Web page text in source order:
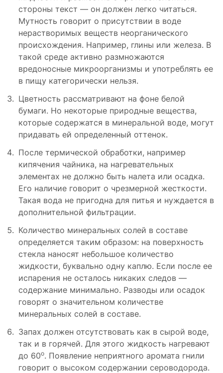
стороны текст — он должен легко читаться.
Мутность говорит о присутствии в воде
нерастворимых веществ неорганического
происхождения. Например, глины или железа. В
такой среде активно размножаются
вредоносные микроорганизмы и употреблять ее
в пищу категорически нельзя.
Цветность рассматривают на фоне белой
бумаги. Но некоторые природные вещества,
которые содержатся в минеральной воде, могут
придавать ей определенный оттенок.
После термической обработки, например
кипячения чайника, на нагревательных
элементах не должно быть налета или осадка.
Его наличие говорит о чрезмерной жесткости.
Такая вода не пригодна для питья и нуждается в
дополнительной фильтрации.
Количество минеральных солей в составе
определяется таким образом: на поверхность
стекла наносят небольшое количество
жидкости, буквально одну каплю. Если после ее
испарения не осталось никаких следов —
содержание минимально. Разводы или осадок
говорят о значительном количестве
минеральных солей в составе.
Запах должен отсутствовать как в сырой воде,
так и в горячей. Для этого жидкость нагревают
до 60о. Появление неприятного аромата гнили
говорит о высоком содержании сероводорода.